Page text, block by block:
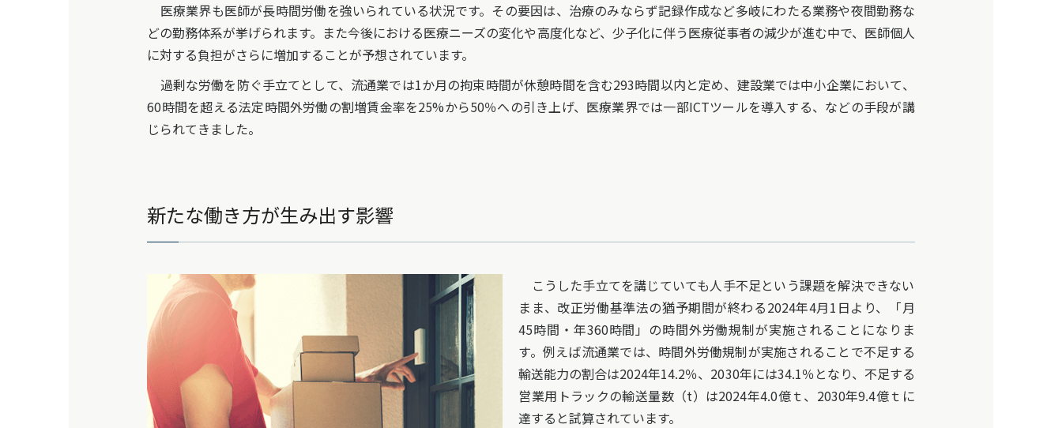
医療業界も医師が長時間労働を強いられている状況です。その要因は、治療のみならず記録作成など多岐にわたる業務や夜間勤務な
どの勤務体系が挙げられます。また今後における医療ニーズの変化や高度化など、少子化に伴う医療従事者の減少が進む中で、医師個人
に対する負担がさらに増加することが予想されています。
過剰な労働を防ぐ手立てとして、流通業では1か月の拘束時間が休憩時間を含む293時間以内と定め、建設業では中小企業において、
60時間を超える法定時間外労働の割増賃金率を25%から50％への引き上げ、医療業界では一部ICTツールを導入する、などの手段が講
じられてきました。
新たな働き方が生み出す影響
こうした手立てを講じていても人手不足という課題を解決できない
まま、改正労働基準法の猶予期間が終わる2024年4月1日より、「月
45時間・年360時間」の時間外労働規制が実施されることになりま
す。例えば流通業では、時間外労働規制が実施されることで不足する
輸送能力の割合は2024年14.2％、2030年には34.1％となり、不足する
営業用トラックの輸送量数（t）は2024年4.0億ｔ、2030年9.4億ｔに
達すると試算されています。